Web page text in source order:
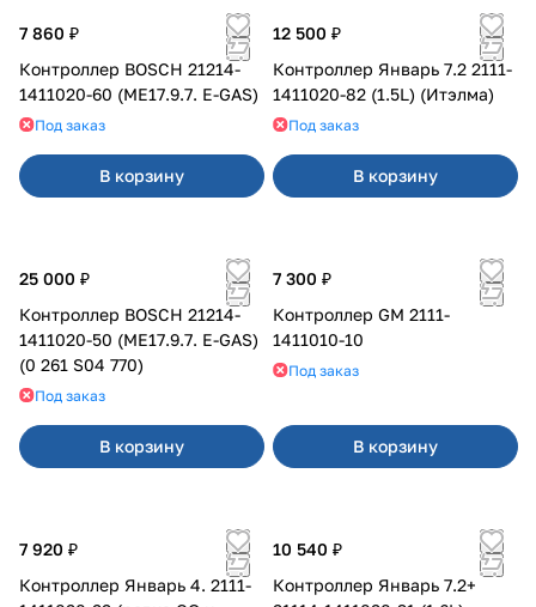
7 860 ₽
Контроллер BOSCH 21214-
1411020-60 (ME17.9.7. E-GAS)
Под заказ
В корзину
12 500 ₽
Контроллер Январь 7.2 2111-
1411020-82 (1.5L) (Итэлма)
Под заказ
В корзину
25 000 ₽
Контроллер BOSCH 21214-
1411020-50 (ME17.9.7. E-GAS)
(0 261 S04 770)
Под заказ
В корзину
7 300 ₽
Контроллер GM 2111-
1411010-10
Под заказ
В корзину
7 920 ₽
Контроллер Январь 4. 2111-
10 540 ₽
Контроллер Январь 7.2+